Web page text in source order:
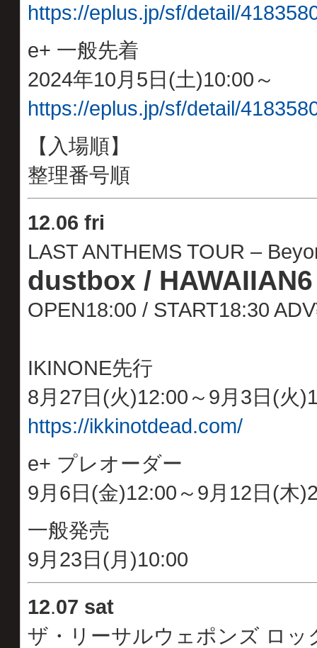
https://eplus.jp/sf/detail/
e+ 一般先着
2024年10月5日(土)10:00～
https://eplus.jp/sf/detail/
【入場順】
整理番号順
12.06 fri
LAST ANTHEMS TOUR –
dustbox /
OPEN18:00 / START18:30
IKINONE先行
8月27日(火)12:00～9月3日(火
https://ikkinotdead.com/
e+ プレオーダー
9月6日(金)12:00～9月12日(木
一般発売
9月23日(月)10:00
12.07 sat
ザ・リーサルウェポンズ ロ